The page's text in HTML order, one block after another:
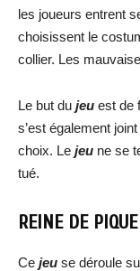
les joueurs entrent
choisissent le
collier. Les
Le but du jeu est de
s’est également
choix. Le jeu ne se
tué.
REINE DE PIQUE
Ce jeu se déroule